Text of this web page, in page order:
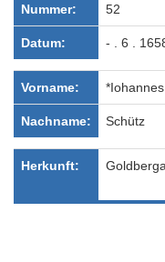
Nummer: 52
Datum: - . 6 .
Vorname: *Iohannes
Nachname: Schütz
Herkunft: